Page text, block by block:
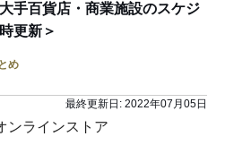
手百貨店・商業施設のスケジ
更新＞
め
最終更新日: 2022年07月05日
ンラインストア